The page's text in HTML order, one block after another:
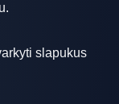
slapukus